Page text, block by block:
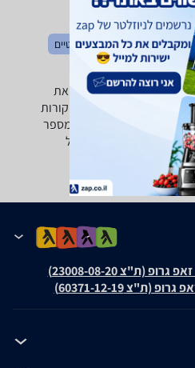
רמקולים ניידים ואלחוטיים
מערכות סטריאו - ‏CD-R/CD-RW ‏1 ‏דיסקים רוצה למצוא את
רק בזאפ תמצא מאות ביקורות
מתקדמת לפי מותג , מספר
ביותר מאלף חנויות חשמל
(ת"צ 23008-08-20)
60371-12-19)